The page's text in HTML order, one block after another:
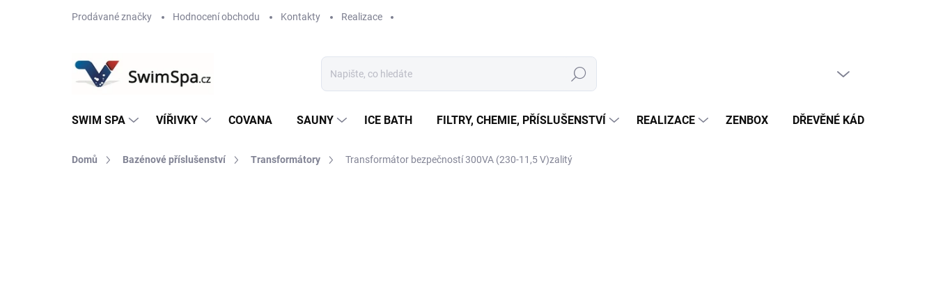
Prodávané značky Hodnocení obchodu Kontakty Realizace
Hledat
SWIM SPA VÍŘIVKY COVANA SAUNY ICE BATH FILTRY, CHEMIE, PŘÍSLUŠENSTVÍ REALIZACE ZENBOX DŘEVĚNÉ KÁDĚ
Domů Bazénové příslušenství Transformátory Transformátor bezpečností 300VA (230-11,5 V)zalitý